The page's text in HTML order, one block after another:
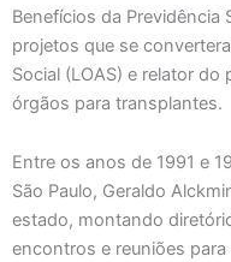
Benefícios da Previdência
projetos que se
Social (LOAS) e relator
órgãos para transplantes.
Entre os anos de 1991 e
São Paulo, Geraldo
estado, montando
encontros e reuniões